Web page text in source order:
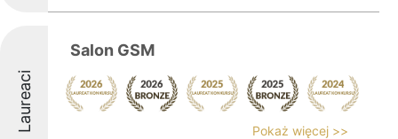
Laureaci
Salon GSM
Pokaż więcej >>